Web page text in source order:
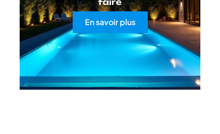
faire
En savoir plus